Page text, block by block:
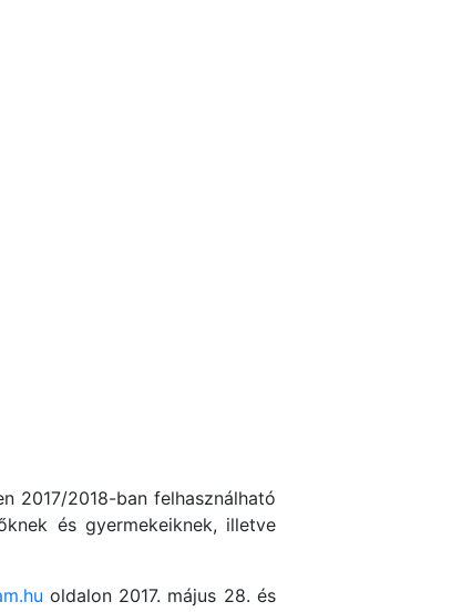
2017/2018-ban felhasználható
és gyermekeiknek, illetve
oldalon 2017. május 28. és